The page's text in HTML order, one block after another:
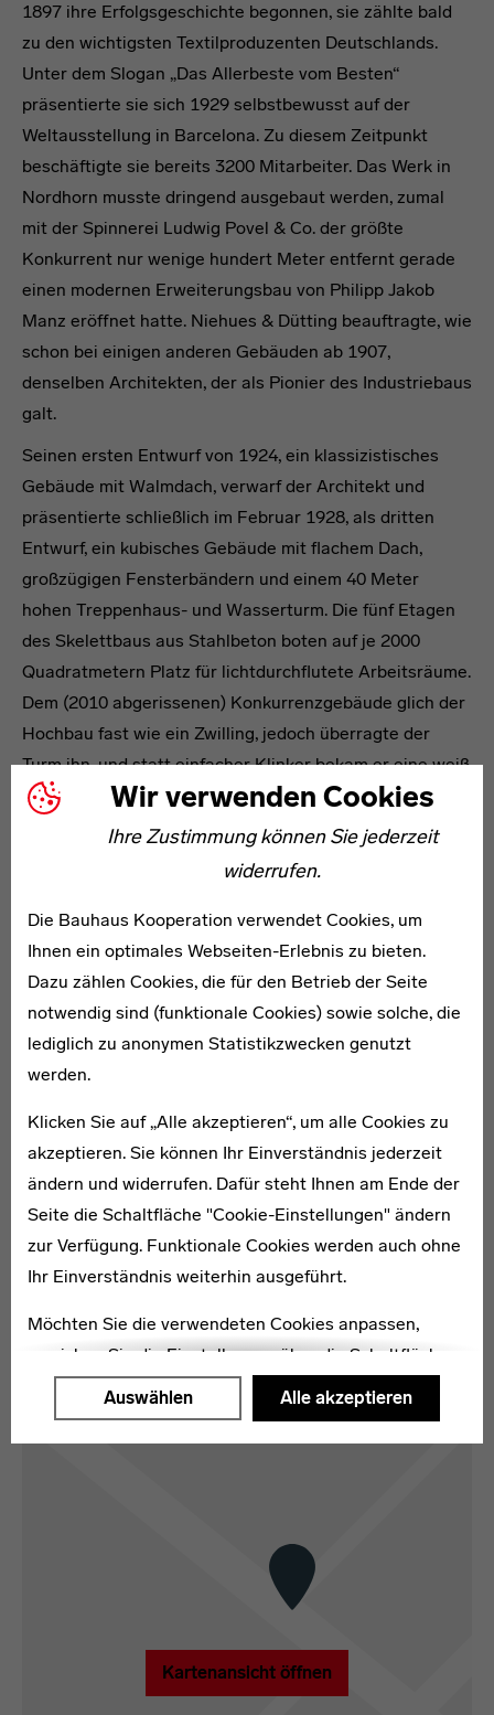
Wir verwenden Cookies
Ihre Zustimmung können Sie jederzeit
widerrufen.
Die Bauhaus Kooperation verwendet Cookies, um
Ihnen ein optimales Webseiten-Erlebnis zu bieten.
Dazu zählen Cookies, die für den Betrieb der Seite
notwendig sind (funktionale Cookies) sowie solche, die
lediglich zu anonymen Statistikzwecken genutzt
werden.
Klicken Sie auf „Alle akzeptieren“, um alle Cookies zu
akzeptieren. Sie können Ihr Einverständnis jederzeit
ändern und widerrufen. Dafür steht Ihnen am Ende der
Seite die Schaltfläche "Cookie-Einstellungen" ändern
zur Verfügung. Funktionale Cookies werden auch ohne
Ihr Einverständnis weiterhin ausgeführt.
Möchten Sie die verwendeten Cookies anpassen,
erreichen Sie die Einstellungen über die Schaltfläche
"Auswählen".
Auswählen Alle akzeptieren
1897 ihre Erfolgsgeschichte begonnen, sie zählte bald
zu den wichtigsten Textilproduzenten Deutschlands.
Unter dem Slogan „Das Allerbeste vom Besten“
präsentierte sie sich 1929 selbstbewusst auf der
Weltausstellung in Barcelona. Zu diesem Zeitpunkt
beschäftigte sie bereits 3200 Mitarbeiter. Das Werk in
Nordhorn musste dringend ausgebaut werden, zumal
mit der Spinnerei Ludwig Povel & Co. der größte
Konkurrent nur wenige hundert Meter entfernt gerade
einen modernen Erweiterungsbau von Philipp Jakob
Manz eröffnet hatte. Niehues & Dütting beauftragte, wie
schon bei einigen anderen Gebäuden ab 1907,
denselben Architekten, der als Pionier des Industriebaus
galt.
Seinen ersten Entwurf von 1924, ein klassizistisches
Gebäude mit Walmdach, verwarf der Architekt und
präsentierte schließlich im Februar 1928, als dritten
Entwurf, ein kubisches Gebäude mit flachem Dach,
großzügigen Fensterbändern und einem 40 Meter
hohen Treppenhaus- und Wasserturm. Die fünf Etagen
des Skelettbaus aus Stahlbeton boten auf je 2000
Quadratmetern Platz für lichtdurchflutete Arbeitsräume.
Dem (2010 abgerissenen) Konkurrenzgebäude glich der
Hochbau fast wie ein Zwilling, jedoch überragte der
Turm ihn, und statt einfacher Klinker bekam er eine weiß
verputzte Fassade.
Nach dem Zweiten Weltkrieg, während dessen die Firma
Niehues & Dütting Zwangsarbeiter beschäftigt und sich
begann eine weitere Blütezeit für das Unternehmen: Ab
1950 verkaufte es seine Stoffe unter der Marke NINO,
die zum Symbol der Wirtschaftswunderjahre wurde. Ab
Mitte der 1970er-Jahre gingen die Verkaufszahlen
jedoch zurück und 1996 musste die Produktion
eingestellt werden. Der NINO-Hochbau stand einige
Jahre leer und wurde schließlich nach Plänen des
Architekten Rainer Kresing entkernt und grundsaniert.
2010 eröffnete die mittlerweile denkmalgeschützte
Textilfabrik neu als „Kompetenzzentrum Wirtschaft“,
eine Teilfläche des ersten Obergeschosses wird vom
Stadtmuseum Nordhorn genutzt. [DB]
Karte
Kartenansicht öffnen